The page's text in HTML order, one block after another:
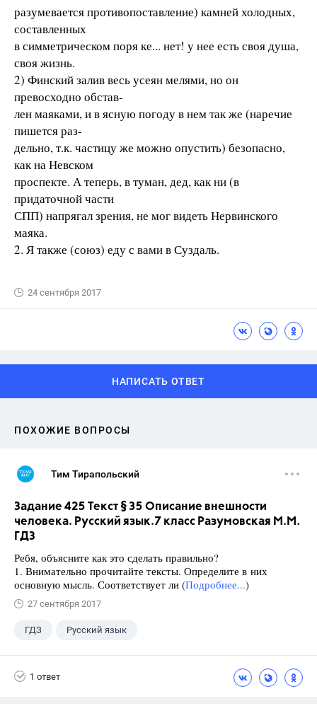
разумевается противопоставление) камней холодных,
составленных
в симметрическом поря ке... нет! у нее есть своя душа,
своя жизнь.
2) Финский залив весь усеян мелями, но он
превосходно обстав-
лен маяками, и в ясную погоду в нем так же (наречие
пишется раз-
дельно, т.к. частицу же можно опустить) безопасно,
как на Невском
проспекте. А теперь, в туман, дед, как ни (в
придаточной части
СПП) напрягал зрения, не мог видеть Нервинского
маяка.
2. Я также (союз) еду с вами в Суздаль.
24 сентября 2017
НАПИСАТЬ ОТВЕТ
ПОХОЖИЕ ВОПРОСЫ
Тим Тирапольский
Задание 425 Текст § 35 Описание внешности
человека. Русский язык.7 класс Разумовская М.М.
ГДЗ
Ребя, объясните как это сделать правильно?
1. Внимательно прочитайте тексты. Определите в них
основную мысль. Соответствует ли (Подробнее...)
27 сентября 2017
ГДЗ Русский язык
1 ответ